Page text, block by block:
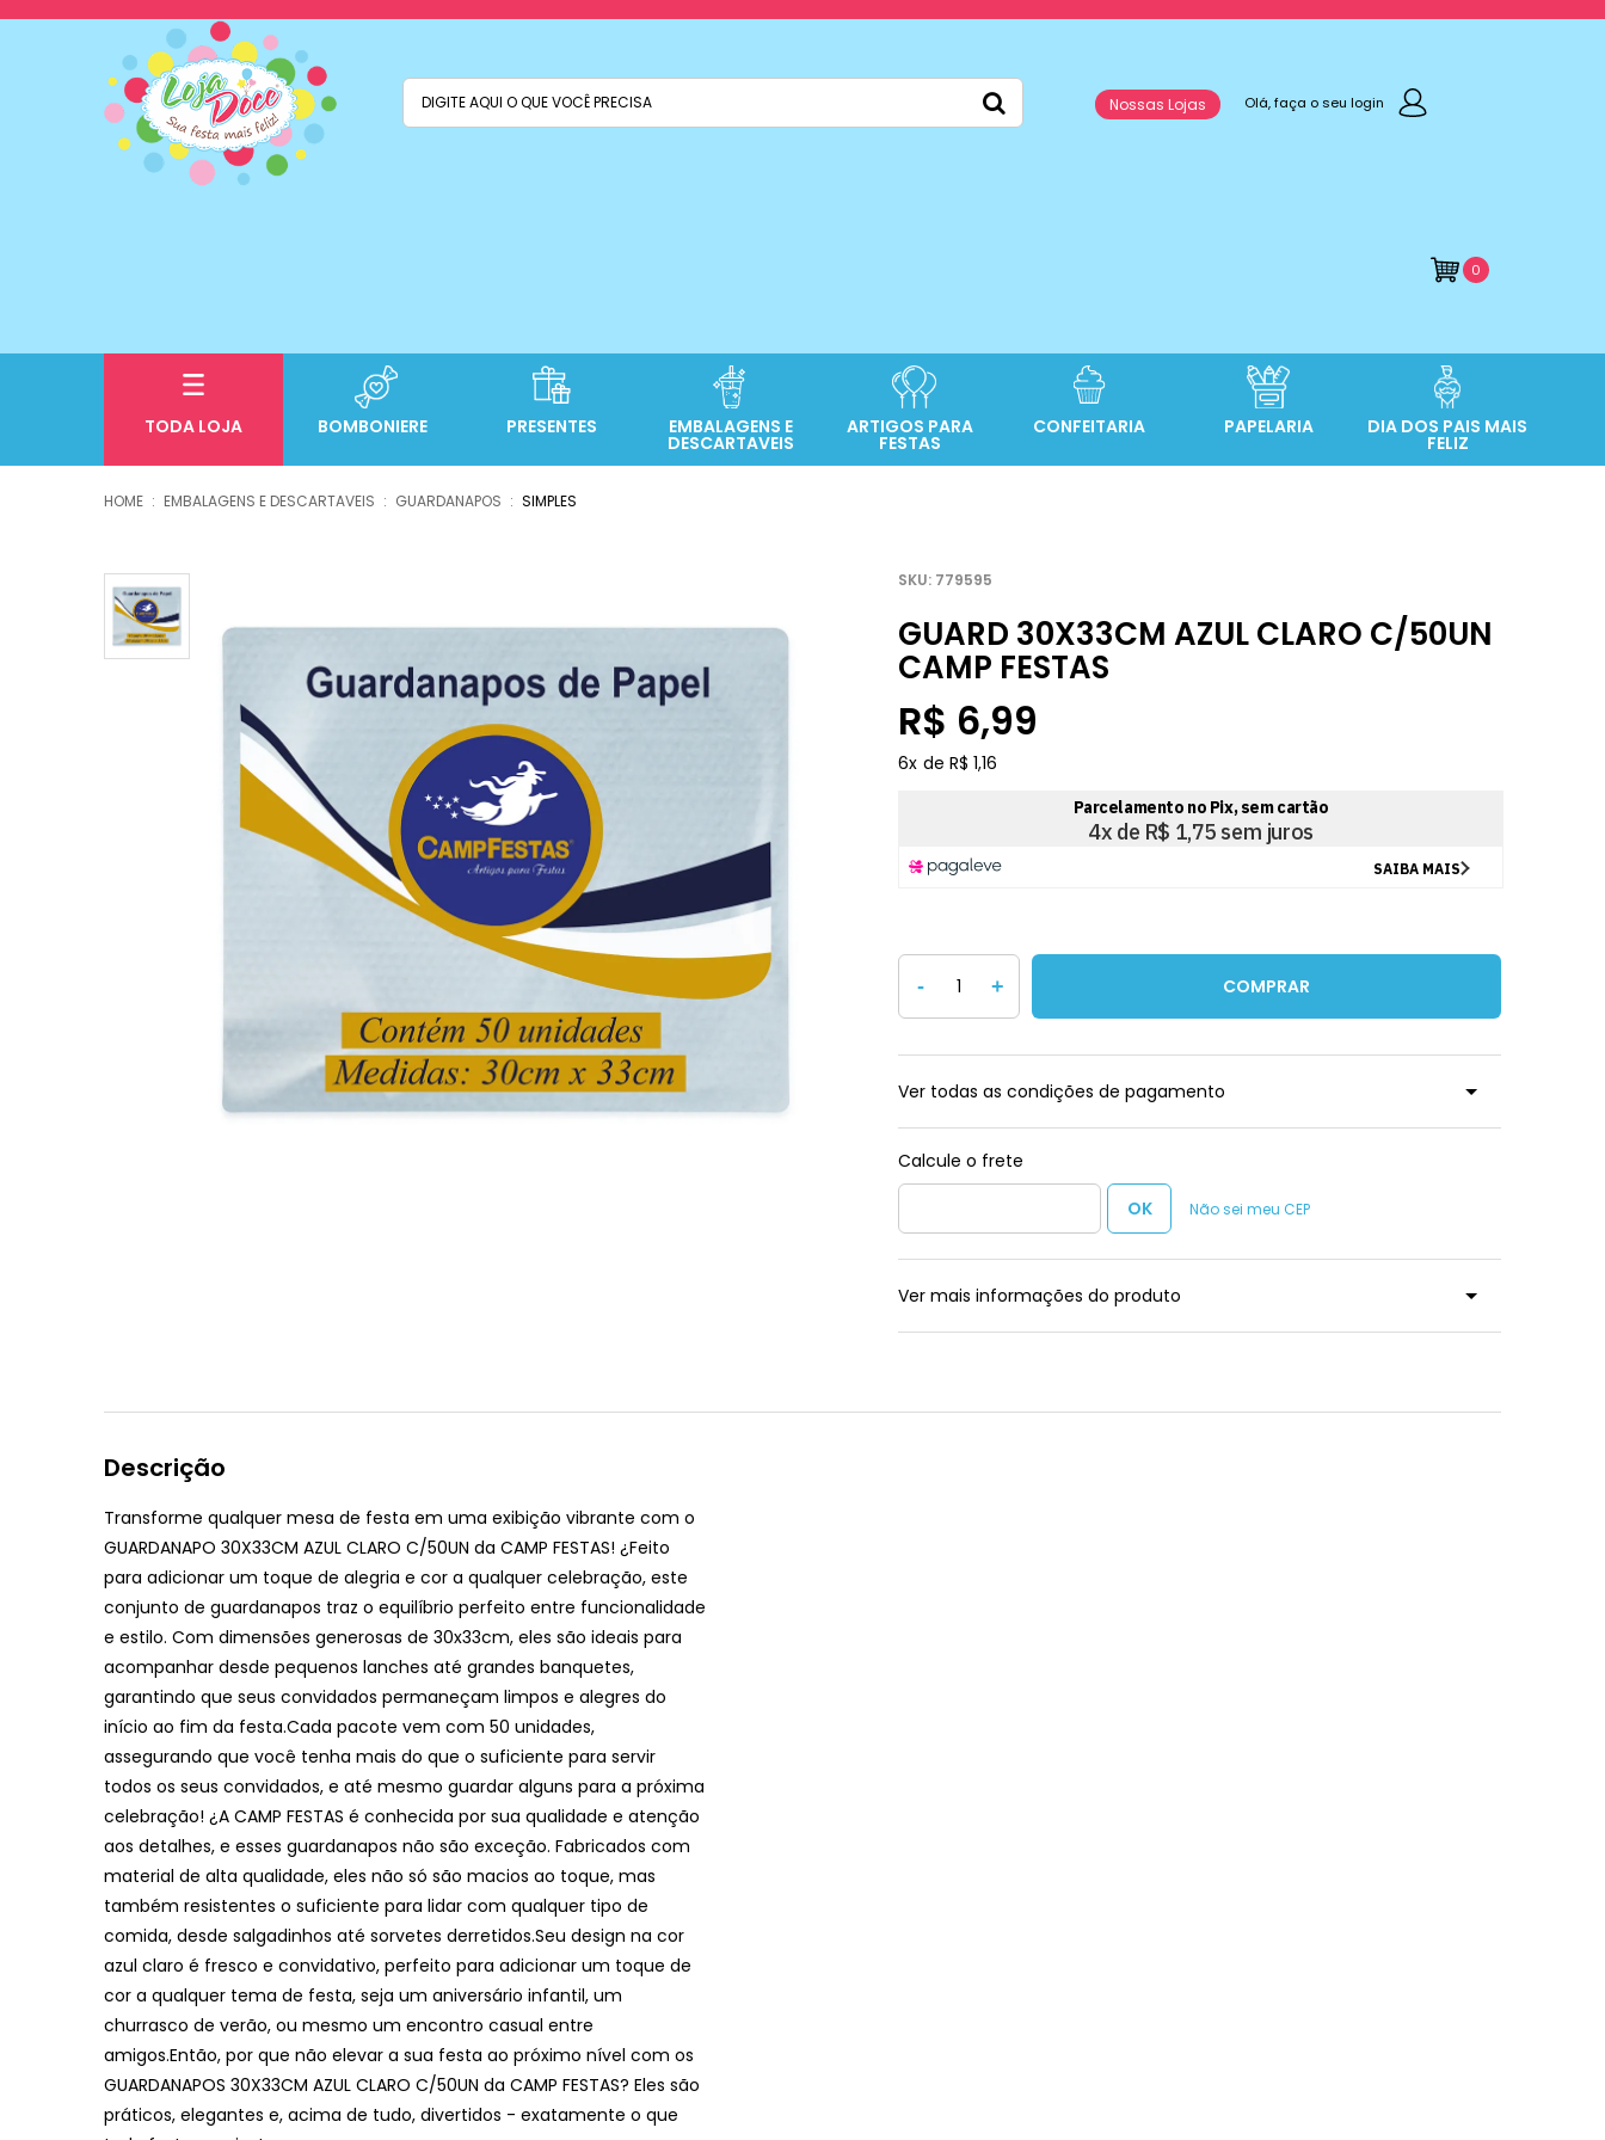
Nossas Lojas Olá, faça o seu login
0
TODA LOJA BOMBONIERE PRESENTES EMBALAGENS E
DESCARTAVEIS
ARTIGOS PARA
FESTAS
CONFEITARIA PAPELARIA DIA DOS PAIS MAIS
FELIZ
EMBALAGENS E DESCARTAVEIS GUARDANAPOS SIMPLES
779595
GUARD 30X33CM AZUL CLARO C/50UN
CAMP FESTAS
R$ 6,99
6x R$ 1,16
- + COMPRAR
Ver todas as condições de pagamento
Não sei meu CEP
Ver mais informações do produto
Descrição
Transforme qualquer mesa de festa em uma exibição vibrante com o
GUARDANAPO 30X33CM AZUL CLARO C/50UN da CAMP FESTAS! ¿Feito
para adicionar um toque de alegria e cor a qualquer celebração, este
conjunto de guardanapos traz o equilíbrio perfeito entre funcionalidade
e estilo. Com dimensões generosas de 30x33cm, eles são ideais para
acompanhar desde pequenos lanches até grandes banquetes,
garantindo que seus convidados permaneçam limpos e alegres do
início ao fim da festa.Cada pacote vem com 50 unidades,
assegurando que você tenha mais do que o suficiente para servir
todos os seus convidados, e até mesmo guardar alguns para a próxima
celebração! ¿A CAMP FESTAS é conhecida por sua qualidade e atenção
aos detalhes, e esses guardanapos não são exceção. Fabricados com
material de alta qualidade, eles não só são macios ao toque, mas
também resistentes o suficiente para lidar com qualquer tipo de
comida, desde salgadinhos até sorvetes derretidos.Seu design na cor
azul claro é fresco e convidativo, perfeito para adicionar um toque de
cor a qualquer tema de festa, seja um aniversário infantil, um
churrasco de verão, ou mesmo um encontro casual entre
amigos.Então, por que não elevar a sua festa ao próximo nível com os
GUARDANAPOS 30X33CM AZUL CLARO C/50UN da CAMP FESTAS? Eles são
práticos, elegantes e, acima de tudo, divertidos - exatamente o que